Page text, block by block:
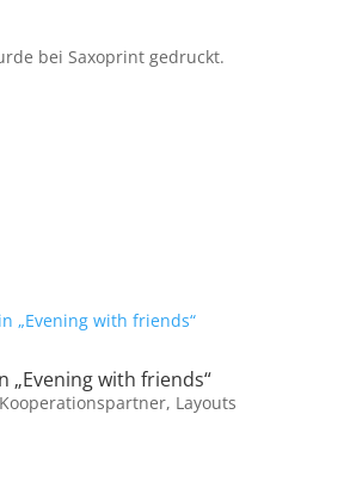
bei Saxoprint gedruckt.
„Evening with friends“
Kooperationspartner, Layouts